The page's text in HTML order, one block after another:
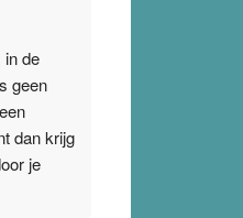
in de
geen
dan krijg
je